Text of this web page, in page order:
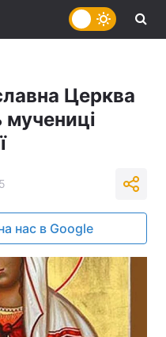
Церква
5
нас в Google